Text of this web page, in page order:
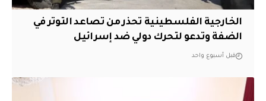
الخارجية الفلسطينية تحذر من تصاعد التوتر في
الضفة وتدعو لتحرك دولي ضد إسرائيل
قبل أسبوع واحد